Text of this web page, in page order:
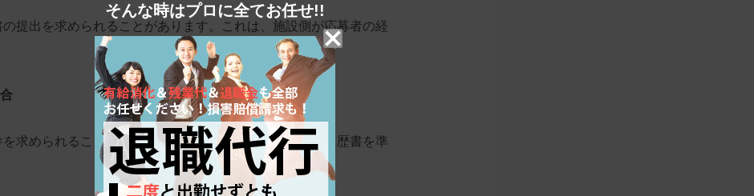
提出を求められることがあります。これは、施設側が応募者の経
求められることがあります。この場合は、指示に従い履歴書を準
そんな時はプロに全てお任せ!!